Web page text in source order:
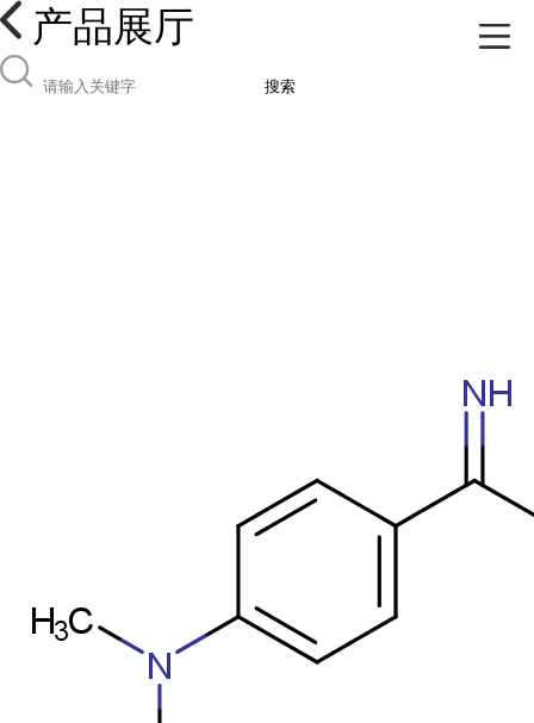
产品展厅
搜索